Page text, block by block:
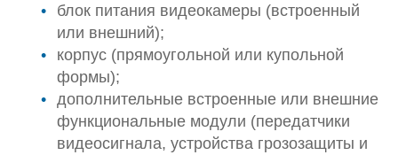
блок питания видеокамеры (встроенный
или внешний);
корпус (прямоугольной или купольной
формы);
дополнительные встроенные или внешние
функциональные модули (передатчики
видеосигнала, устройства грозозащиты и